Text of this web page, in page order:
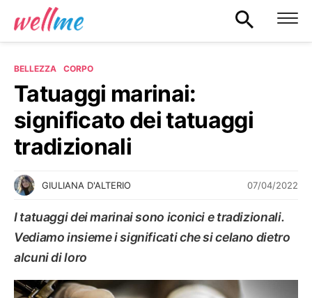
BELLEZZA CORPO
Tatuaggi marinai:
significato dei tatuaggi
tradizionali
GIULIANA D'ALTERIO 07/04/2022
I tatuaggi dei marinai sono iconici e tradizionali.
Vediamo insieme i significati che si celano dietro
alcuni di loro
CORPO